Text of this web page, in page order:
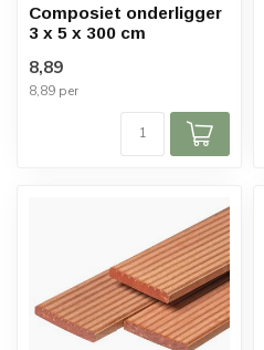
Composiet onderligger
3 x 5 x 300 cm
8,89
8,89 per